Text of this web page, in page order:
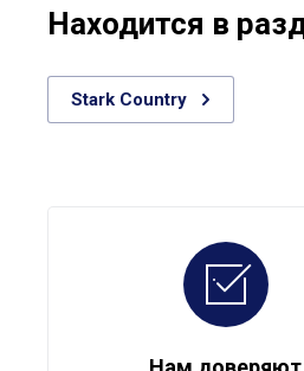
Находится в
Stark Country